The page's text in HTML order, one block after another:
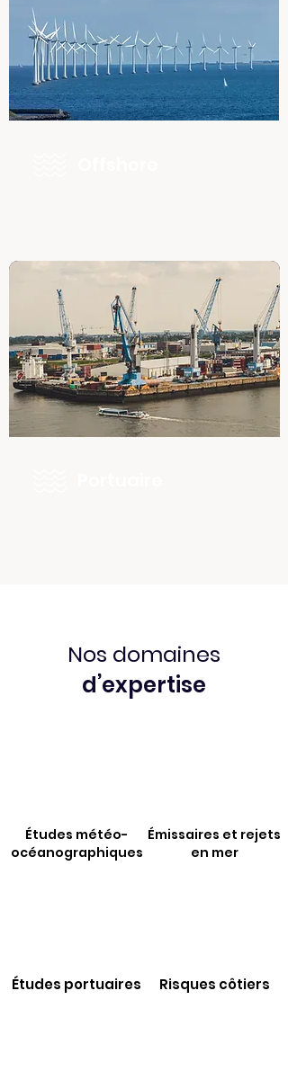
Nos domaines
d’expertise
Études météo-
océanographiques
Études portuaires
Émissaires et rejets
en mer
Risques côtiers